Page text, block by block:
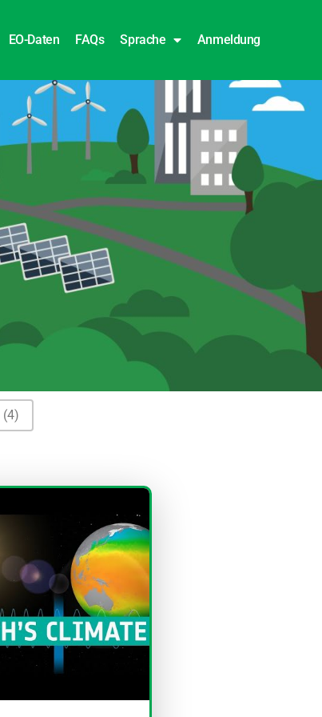
EO-Daten FAQs Sprache Anmeldung
(4)